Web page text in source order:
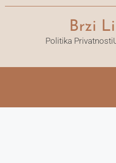
Brzi
Politika Privatnosti